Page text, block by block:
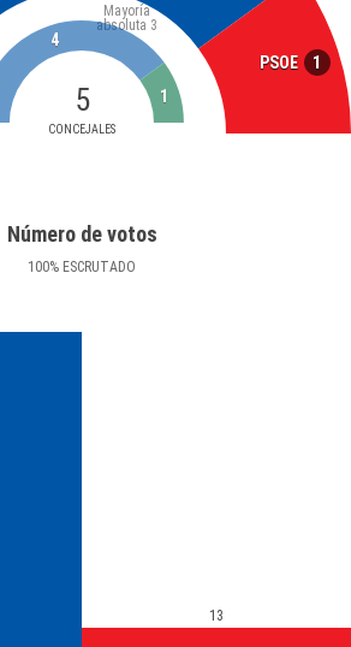
PSOE 1
5
CONCEJALES
Mayoría
absoluta 3
4
1
Número de votos
100% ESCRUTADO
13